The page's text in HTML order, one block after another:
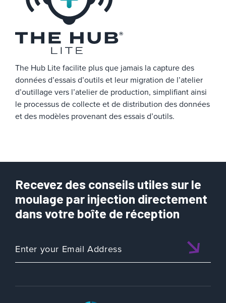
The Hub Lite facilite plus que jamais la capture des
données d’essais d’outils et leur migration de l’atelier
d’outillage vers l’atelier de production, simplifiant ainsi
le processus de collecte et de distribution des données
et des modèles provenant des essais d’outils.
Recevez des conseils utiles sur le
moulage par injection directement
dans votre boîte de réception